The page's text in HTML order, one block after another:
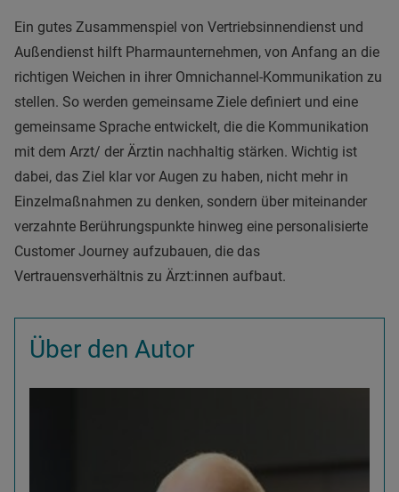
Ein gutes Zusammenspiel von Vertriebsinnendienst und
Außendienst hilft Pharmaunternehmen, von Anfang an die
richtigen Weichen in ihrer Omnichannel-Kommunikation zu
stellen. So werden gemeinsame Ziele definiert und eine
gemeinsame Sprache entwickelt, die die Kommunikation
mit dem Arzt/ der Ärztin nachhaltig stärken. Wichtig ist
dabei, das Ziel klar vor Augen zu haben, nicht mehr in
Einzelmaßnahmen zu denken, sondern über miteinander
verzahnte Berührungspunkte hinweg eine personalisierte
Customer Journey aufzubauen, die das
Vertrauensverhältnis zu Ärzt:innen aufbaut.
Über den Autor